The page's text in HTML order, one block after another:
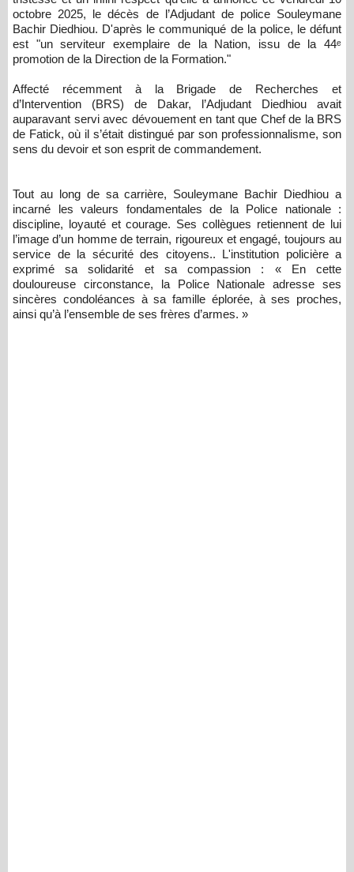
octobre 2025, le décès de l’Adjudant de police Souleymane
Bachir Diedhiou. D'après le communiqué de la police, le défunt
est "un serviteur exemplaire de la Nation, issu de la 44ᵉ
promotion de la Direction de la Formation."
Affecté récemment à la Brigade de Recherches et
d’Intervention (BRS) de Dakar, l’Adjudant Diedhiou avait
auparavant servi avec dévouement en tant que Chef de la BRS
de Fatick, où il s’était distingué par son professionnalisme, son
sens du devoir et son esprit de commandement.
Tout au long de sa carrière, Souleymane Bachir Diedhiou a
incarné les valeurs fondamentales de la Police nationale :
discipline, loyauté et courage. Ses collègues retiennent de lui
l’image d’un homme de terrain, rigoureux et engagé, toujours au
service de la sécurité des citoyens.. L'institution policière a
exprimé sa solidarité et sa compassion : « En cette
douloureuse circonstance, la Police Nationale adresse ses
sincères condoléances à sa famille éplorée, à ses proches,
ainsi qu’à l’ensemble de ses frères d’armes. »